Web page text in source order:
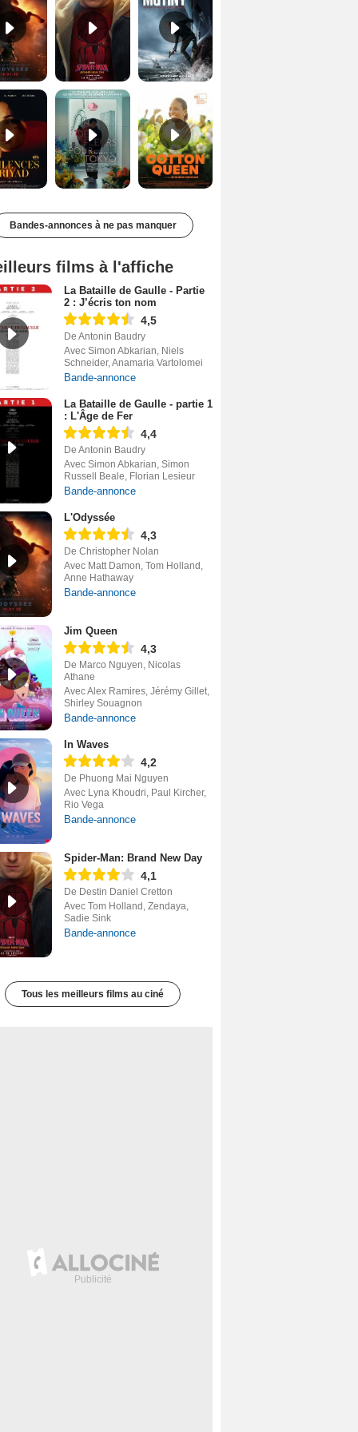
Les Silences de Riyad Bande-annonce VO STFR Cotton Queen Bande-annonce VO STFR
Bandes-annonces à ne pas manquer
films à l'affiche
La Bataille de Gaulle - Partie
2 : J’écris ton nom
4,5
De Antonin Baudry
Avec Simon Abkarian, Niels
Schneider, Anamaria Vartolomei
Bande-annonce
La Bataille de Gaulle - partie 1
: L'Âge de Fer
4,4
De Antonin Baudry
Avec Simon Abkarian, Simon
Russell Beale, Florian Lesieur
Bande-annonce
L'Odyssée
4,3
De Christopher Nolan
Avec Matt Damon, Tom Holland,
Anne Hathaway
Bande-annonce
Jim Queen
4,3
De Marco Nguyen, Nicolas
Athane
Avec Alex Ramires, Jérémy Gillet,
Shirley Souagnon
Bande-annonce
In Waves
4,2
De Phuong Mai Nguyen
Avec Lyna Khoudri, Paul Kircher,
Rio Vega
Bande-annonce
Spider-Man: Brand New Day
4,1
De Destin Daniel Cretton
Avec Tom Holland, Zendaya,
Sadie Sink
Bande-annonce
Tous les meilleurs films au ciné